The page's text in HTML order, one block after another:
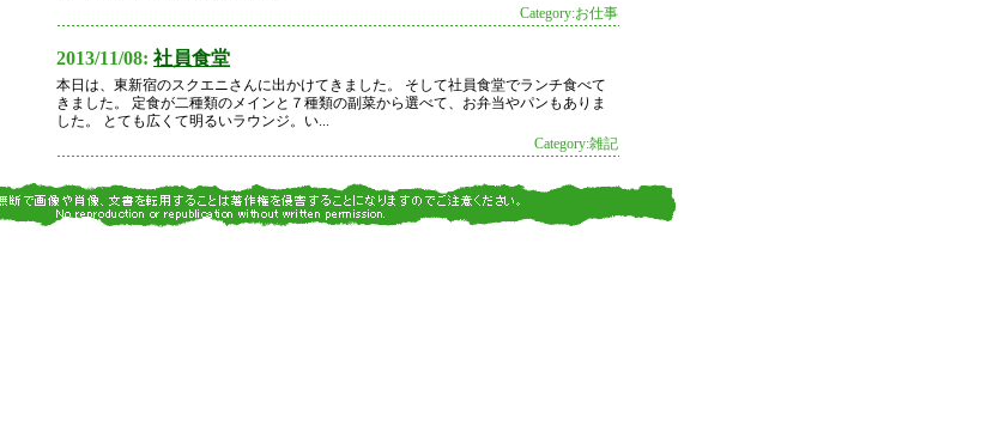
Category:お仕事
2013/11/08: 社員食堂
本日は、東新宿のスクエニさんに出かけてきました。 そして社員食堂でランチ食べて
きました。 定食が二種類のメインと７種類の副菜から選べて、お弁当やパンもありま
した。 とても広くて明るいラウンジ。い...
Category:雑記